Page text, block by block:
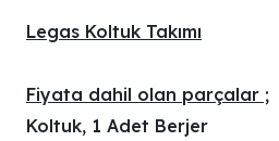
Legas Koltuk Takımı
Fiyata dahil olan parçalar ;
Koltuk, 1 Adet Berjer